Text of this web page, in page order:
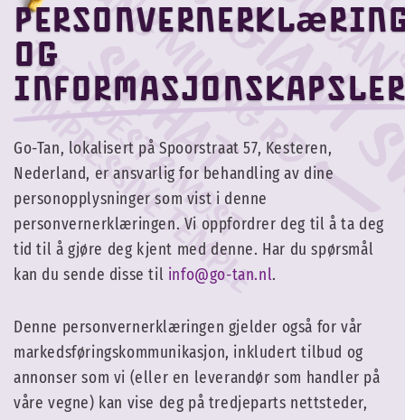
og
informasjonskapsler
Go-Tan, lokalisert på Spoorstraat 57, Kesteren,
Nederland, er ansvarlig for behandling av dine
personopplysninger som vist i denne
personvernerklæringen. Vi oppfordrer deg til å ta deg
tid til å gjøre deg kjent med denne. Har du spørsmål
kan du sende disse til info@go-tan.nl.
Denne personvernerklæringen gjelder også for vår
markedsføringskommunikasjon, inkludert tilbud og
annonser som vi (eller en leverandør som handler på
våre vegne) kan vise deg på tredjeparts nettsteder,